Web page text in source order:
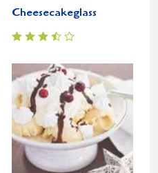
Cheesecakeglass